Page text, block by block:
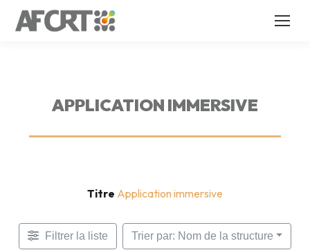
APPLICATION IMMERSIVE
Titre Application immersive
Filtrer la liste Trier par: Nom de la structure